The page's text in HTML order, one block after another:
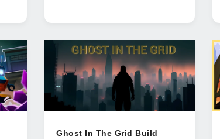
Ghost In The Grid Build